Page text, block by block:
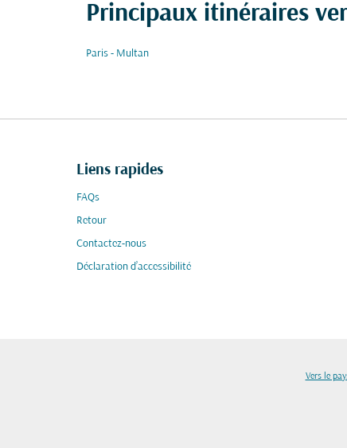
Principaux itinéraires
Paris - Multan
Liens rapides
FAQs
Retour
Contactez-nous
Déclaration d’accessibilité
Vers le